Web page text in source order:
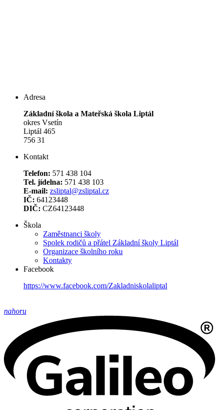
Adresa
Základní škola a Mateřská škola Liptál
okres Vsetín
Liptál 465
756 31
Kontakt
Telefon: 571 438 104
Tel. jídelna: 571 438 103
E-mail: zsliptal@zsliptal.cz
IČ: 64123448
DIČ: CZ64123448
Škola
Zaměstnanci školy
Spolek rodičů a přátel Základní školy Liptál
Organizace školního roku
Kontakty
Facebook
https://www.facebook.com/Zakladniskolaliptal
nahoru